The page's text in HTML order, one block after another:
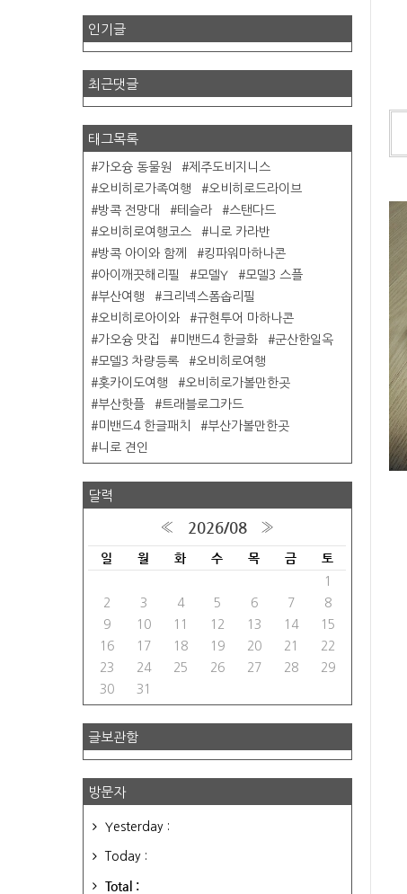
인기글
최근댓글
태그목록
가오슝 동물원
제주도비지니스
오비히로가족여행
오비히로드라이브
방콕 전망대
테슬라
스탠다드
오비히로여행코스
니로 카라반
방콕 아이와 함께
킹파워마하나콘
아이깨끗해리필
모델Y
모델3 스플
부산여행
크리넥스폼솝리필
오비히로아이와
규현투어 마하나콘
가오슝 맛집
미밴드4 한글화
군산한일옥
모델3 차량등록
오비히로여행
홋카이도여행
오비히로가볼만한곳
부산핫플
트래블로그카드
미밴드4 한글패치
부산가볼만한곳
니로 견인
달력
« 2026/08 »
일 월 화 수 목 금 토
1
2
3 4 5 6 7
8
9
10 11 12 13 14
15
16
17 18 19 20 21
22
23
24 25 26 27 28
29
30
31
글보관함
방문자
Yesterday :
Today :
Total :